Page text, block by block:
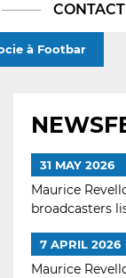
CONTACT
à Footbar
31 MAY 2026
Maurice
broadcasters
7 APRIL 2026
Maurice